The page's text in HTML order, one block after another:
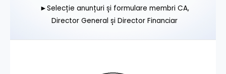
►Selecție anunțuri și formulare membri CA,
Director General și Director Financiar